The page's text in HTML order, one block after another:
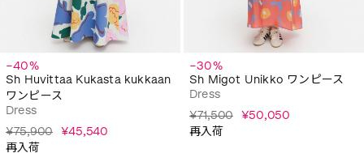
−40%
Sh Huvittaa Kukasta kukkaan
ワンピース
Dress
¥75,900 ¥45,540
再入荷
−30%
Sh Migot Unikko ワンピース
Dress
¥71,500 ¥50,050
再入荷